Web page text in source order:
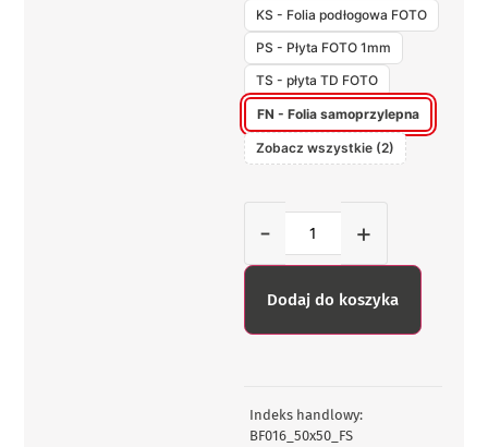
KS - Folia podłogowa FOTO
PS - Płyta FOTO 1mm
TS - płyta TD FOTO
FN - Folia samoprzylepna
Zobacz wszystkie (2)
- +
Dodaj do koszyka
Indeks handlowy:
BF016_50x50_FS